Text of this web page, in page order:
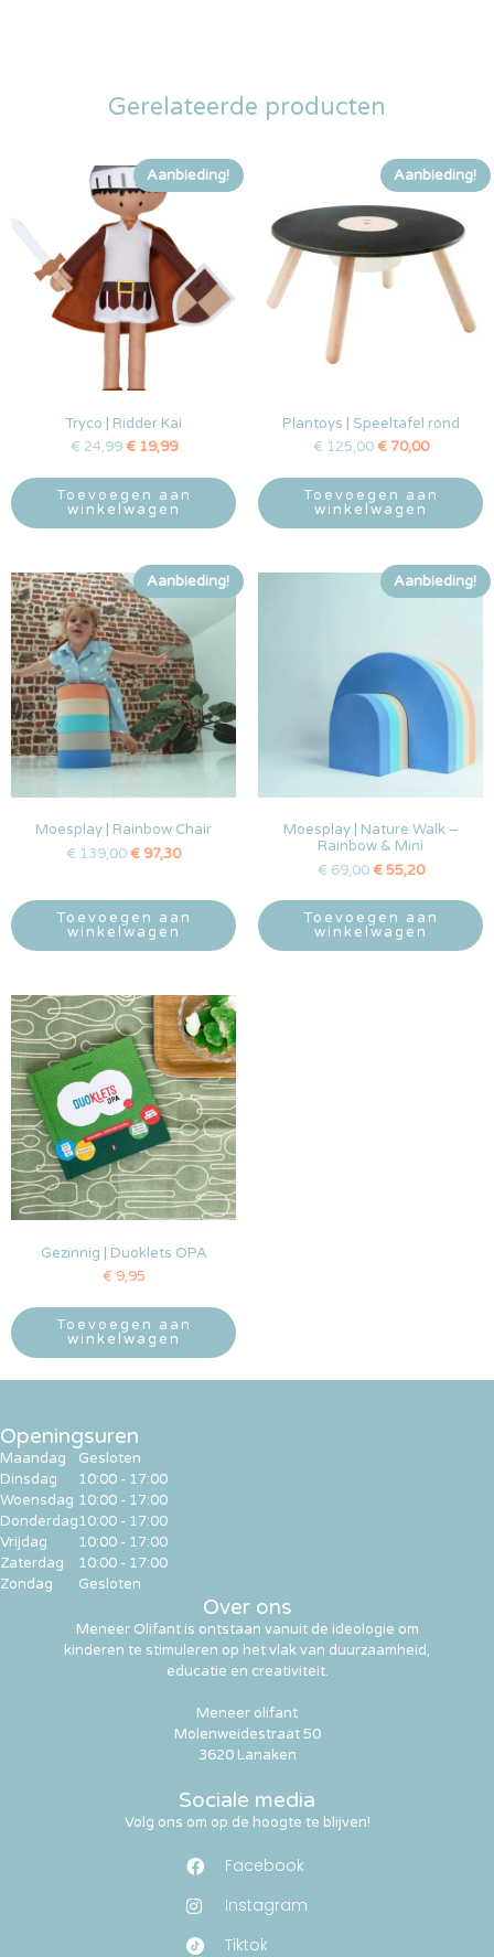
Gerelateerde producten
Aanbieding!
Tryco | Ridder Kai
€ 24,99 €19,99
Toevoegen aan
winkelwagen
Aanbieding!
Plantoys | Speeltafel rond
€ 125,00 €70,00
Toevoegen aan
winkelwagen
Aanbieding!
Moesplay | Rainbow Chair
€ 139,00€ 97,30
Toevoegen aan
winkelwagen
Aanbieding!
Moesplay | Nature Walk –
Rainbow & Mini
€ 69,00 €55,20
Toevoegen aan
winkelwagen
Gezinnig | Duoklets OPA
€ 9,95
Toevoegen aan
winkelwagen
Sociale media
Volg ons om op de hoogte te blijven!
Facebook
Instagram
Tiktok
Over ons
Meneer Olifant is ontstaan vanuit de ideologie om
kinderen te stimuleren op het vlak van duurzaamheid,
educatie en creativiteit.
Meneer olifant
Molenweidestraat 50
3620 Lanaken
Openingsuren
Maandag
Dinsdag
Woensdag
Donderdag
Vrijdag
Zaterdag
Zondag
Gesloten
10:00 - 17:00
10:00 - 17:00
10:00 - 17:00
10:00 - 17:00
10:00 - 17:00
Gesloten